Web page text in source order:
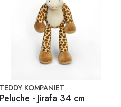
TEDDY KOMPANIET
Peluche - Jirafa 34 cm